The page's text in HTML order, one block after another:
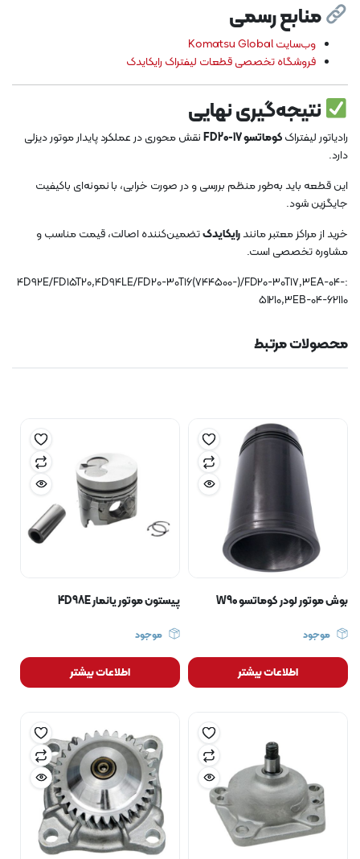
منابع رسمی
وب‌سایت Komatsu Global
فروشگاه تخصصی قطعات لیفتراک رایکایدک
نتیجه‌گیری نهایی
رادیاتور لیفتراککوماتسو FD20-17
نقش محوری در عملکرد پایدار موتور دیزلی
دارد.
این قطعه باید به‌طور منظم بررسی و در صورت خرابی، با نمونه‌ای باکیفیت
جایگزین شود.
خرید از مراکز معتبر مانندرایکایدکتضمین‌کننده اصالت، قیمت مناسب و
مشاوره تخصصی است.
:4D92E/FD15T20,4D94LE/FD20-30T16(744500-)/FD20-30T17,3EA-04-
51210,3EB-04-62110
محصولات مرتبط
بوش موتور لودر کوماتسو W90
موجود
اطلاعات بیشتر
پیستون موتور یانمار 4D98E
موجود
اطلاعات بیشتر